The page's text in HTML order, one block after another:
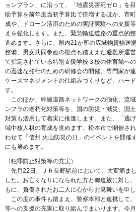
ョンプラン」に沿って、「地震災害死ゼロ」を
助予算を前年度当初予算比で倍増するほか、市
成や、ドローン活用のための実証実験への支援
えを強化します。また、緊急輸送道路の重点的
進めます。さらに、県内21か所の広域物資輸送
整備、男女共同参画の視点も踏まえた避難所運
て指定されている特別支援学校３校の体育館へ
の迅速な発行のための研修会の開催、専門家が
ケースマネジメントの仕組みづくりなど、ハー
す。
このほか、幹線道路ネットワークの強化、流
ンフラの老朽化対策等を、国の防災・減災、国
対策も活用して着実に推進します。また、「逃
域中核人材の育成を進めます。松本市で開催さ
わせて「信州 火山防災の日」のイベントを開催
にも努めます。
（犯罪防止対策等の充実）
先月22日、ＪＲ長野駅前において、大変痛ま
した。お亡くなりになられた方と御遺族に対し
もに、負傷されたお二人に心からお見舞いを申し
この度の事件も踏まえ、警察本部と連携して
等への支援の充実に取り組んでまいります。今